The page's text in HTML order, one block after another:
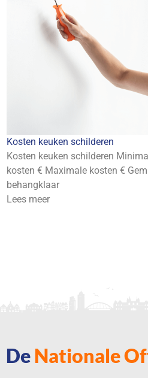
keuken schilderen
keuken schilderen Minimale
€ Maximale kosten €
meer
De Nationale